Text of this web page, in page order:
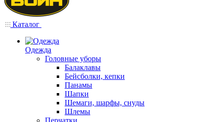
Каталог
Одежда
Головные уборы
Балаклавы
Бейсболки, кепки
Панамы
Шапки
Шемаги, шарфы, снуды
Шлемы
Перчатки